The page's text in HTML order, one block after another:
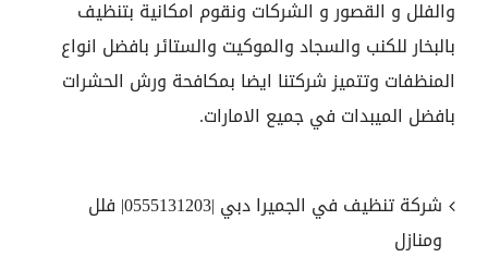
والفلل و القصور و الشركات ونقوم امكانية بتنظيف
بالبخار للكنب والسجاد والموكيت والستائر بافضل انواع
المنظفات وتتميز شركتنا ايضا بمكافحة ورش الحشرات
بافضل الميبدات في جميع الامارات.
شركة تنظيف في الجميرا دبي |0555131203| فلل
ومنازل